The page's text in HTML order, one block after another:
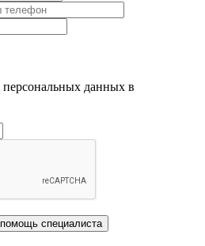
персональных данных в
специалиста